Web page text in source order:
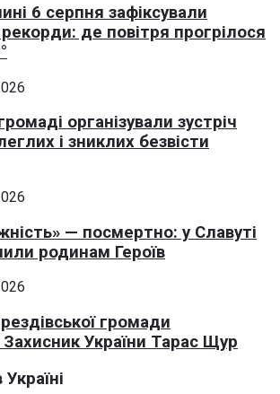
6 серпня зафіксували
де повітря прогрілося
організували зустріч
і зниклих безвісти
— посмертно: у Славуті
родинам Героїв
громади
України Тарас Щур